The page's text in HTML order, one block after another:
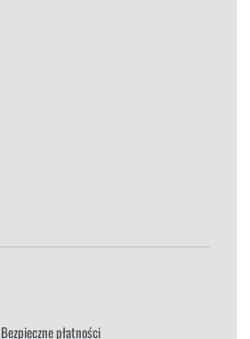
Bezpieczne płatności